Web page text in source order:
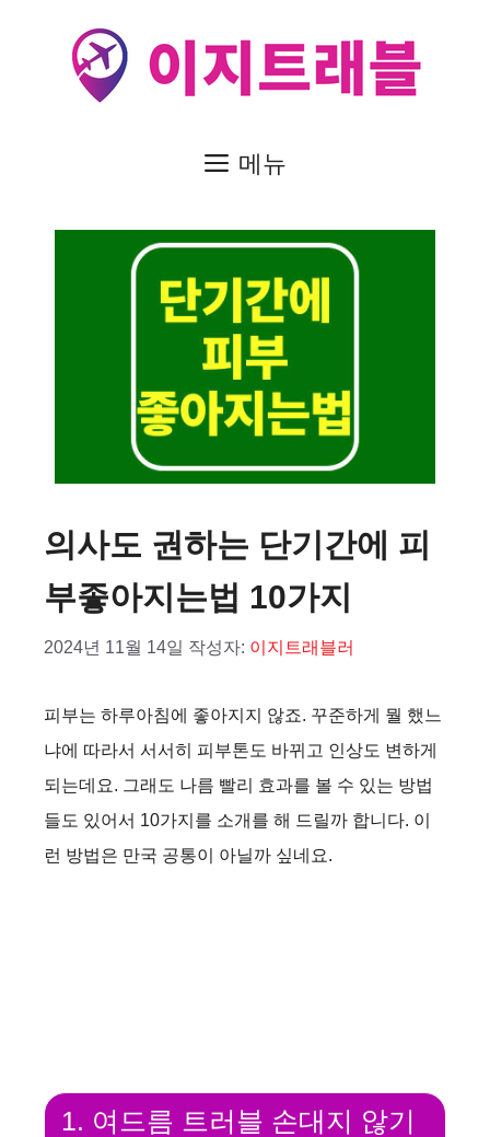
메뉴
의사도 권하는 단기간에 피
부좋아지는법 10가지
2024년 11월 14일 작성자: 이지트래블러
피부는 하루아침에 좋아지지 않죠. 꾸준하게 뭘 했느
냐에 따라서 서서히 피부톤도 바뀌고 인상도 변하게
되는데요. 그래도 나름 빨리 효과를 볼 수 있는 방법
들도 있어서 10가지를 소개를 해 드릴까 합니다. 이
런 방법은 만국 공통이 아닐까 싶네요.
1. 여드름 트러블 손대지 않기